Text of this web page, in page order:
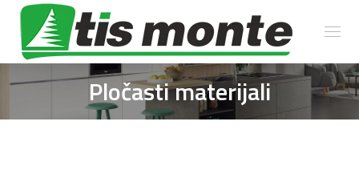
Pločasti materijali
You are here: